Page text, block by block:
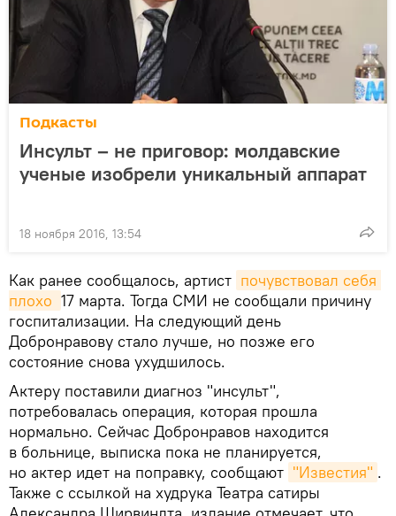
Подкасты
Инсульт – не приговор: молдавские
ученые изобрели уникальный аппарат
18 ноября 2016, 13:54
Как ранее сообщалось, артист почувствовал себя
плохо 17 марта. Тогда СМИ не сообщали причину
госпитализации. На следующий день
Добронравову стало лучше, но позже его
состояние снова ухудшилось.
Актеру поставили диагноз "инсульт",
потребовалась операция, которая прошла
нормально. Сейчас Добронравов находится
в больнице, выписка пока не планируется,
но актер идет на поправку, сообщают "Известия" .
Также с ссылкой на худрука Театра сатиры